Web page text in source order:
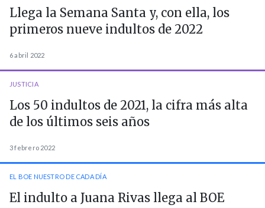
Llega la Semana Santa y, con ella, los
primeros nueve indultos de 2022
6 abril 2022
JUSTICIA
Los 50 indultos de 2021, la cifra más alta
de los últimos seis años
3 febrero 2022
EL BOE NUESTRO DE CADA DÍA
El indulto a Juana Rivas llega al BOE